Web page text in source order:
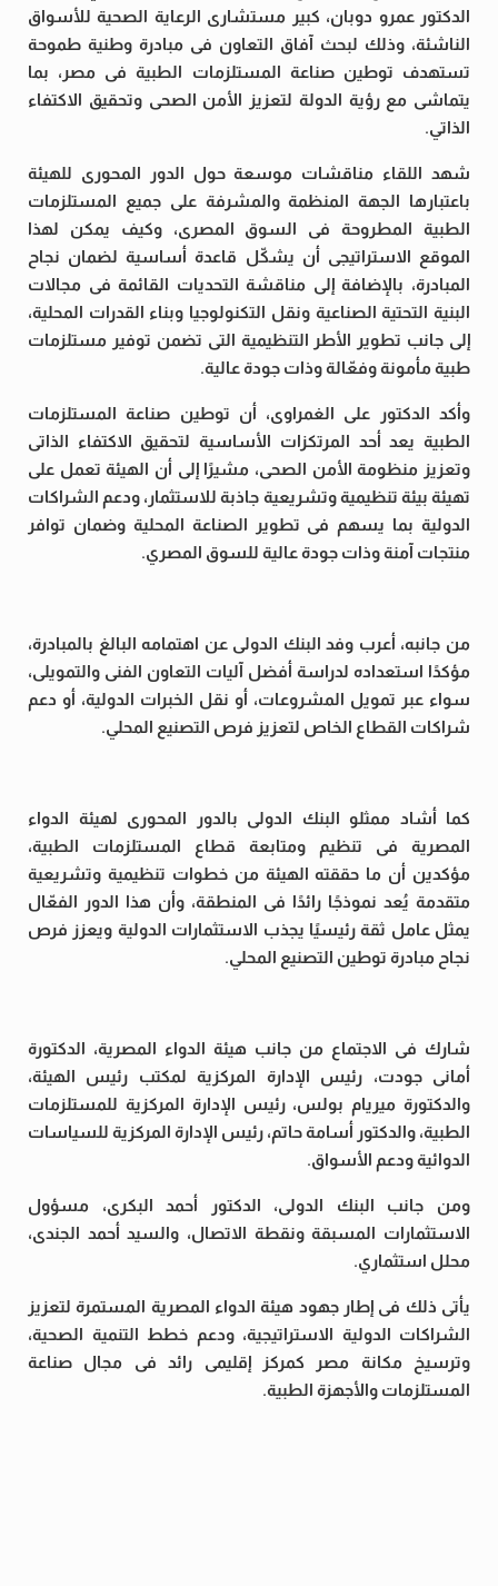
الدكتور عمرو دوبان، كبير مستشارى الرعاية الصحية للأسواق
الناشئة، وذلك لبحث آفاق التعاون فى مبادرة وطنية طموحة
تستهدف توطين صناعة المستلزمات الطبية فى مصر، بما
يتماشى مع رؤية الدولة لتعزيز الأمن الصحى وتحقيق الاكتفاء
الذاتي.
شهد اللقاء مناقشات موسعة حول الدور المحورى للهيئة
باعتبارها الجهة المنظمة والمشرفة على جميع المستلزمات
الطبية المطروحة فى السوق المصرى، وكيف يمكن لهذا
الموقع الاستراتيجى أن يشكّل قاعدة أساسية لضمان نجاح
المبادرة، بالإضافة إلى مناقشة التحديات القائمة فى مجالات
البنية التحتية الصناعية ونقل التكنولوجيا وبناء القدرات المحلية،
إلى جانب تطوير الأطر التنظيمية التى تضمن توفير مستلزمات
طبية مأمونة وفعّالة وذات جودة عالية.
وأكد الدكتور على الغمراوى، أن توطين صناعة المستلزمات
الطبية يعد أحد المرتكزات الأساسية لتحقيق الاكتفاء الذاتى
وتعزيز منظومة الأمن الصحى، مشيرًا إلى أن الهيئة تعمل على
تهيئة بيئة تنظيمية وتشريعية جاذبة للاستثمار، ودعم الشراكات
الدولية بما يسهم فى تطوير الصناعة المحلية وضمان توافر
منتجات آمنة وذات جودة عالية للسوق المصري.
من جانبه، أعرب وفد البنك الدولى عن اهتمامه البالغ بالمبادرة،
مؤكدًا استعداده لدراسة أفضل آليات التعاون الفنى والتمويلى،
سواء عبر تمويل المشروعات، أو نقل الخبرات الدولية، أو دعم
شراكات القطاع الخاص لتعزيز فرص التصنيع المحلي.
كما أشاد ممثلو البنك الدولى بالدور المحورى لهيئة الدواء
المصرية فى تنظيم ومتابعة قطاع المستلزمات الطبية،
مؤكدين أن ما حققته الهيئة من خطوات تنظيمية وتشريعية
متقدمة يُعد نموذجًا رائدًا فى المنطقة، وأن هذا الدور الفعّال
يمثل عامل ثقة رئيسيًا يجذب الاستثمارات الدولية ويعزز فرص
نجاح مبادرة توطين التصنيع المحلي.
شارك فى الاجتماع من جانب هيئة الدواء المصرية، الدكتورة
أمانى جودت، رئيس الإدارة المركزية لمكتب رئيس الهيئة،
والدكتورة ميريام بولس، رئيس الإدارة المركزية للمستلزمات
الطبية، والدكتور أسامة حاتم، رئيس الإدارة المركزية للسياسات
الدوائية ودعم الأسواق.
ومن جانب البنك الدولى، الدكتور أحمد البكرى، مسؤول
الاستثمارات المسبقة ونقطة الاتصال، والسيد أحمد الجندى،
محلل استثماري.
يأتى ذلك فى إطار جهود هيئة الدواء المصرية المستمرة لتعزيز
الشراكات الدولية الاستراتيجية، ودعم خطط التنمية الصحية،
وترسيخ مكانة مصر كمركز إقليمى رائد فى مجال صناعة
المستلزمات والأجهزة الطبية.